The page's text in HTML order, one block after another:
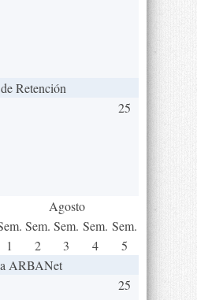
Retención
25
Agosto
1
Sem.
2
Sem.
3
Sem.
4
Sem.
5
ARBANet
25